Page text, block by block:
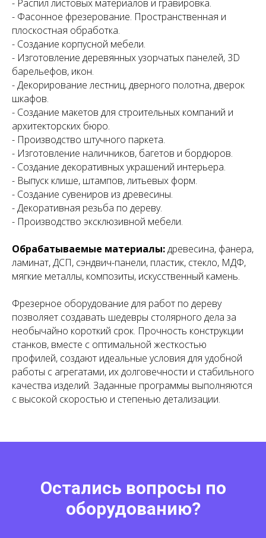
- Распил листовых материалов и гравировка.
- Фасонное фрезерование. Пространственная и
плоскостная обработка.
- Создание корпусной мебели.
- Изготовление деревянных узорчатых панелей, 3D
барельефов, икон.
- Декорирование лестниц, дверного полотна, дверок
шкафов.
- Создание макетов для строительных компаний и
архитекторских бюро.
- Производство штучного паркета.
- Изготовление наличников, багетов и бордюров.
- Создание декоративных украшений интерьера.
- Выпуск клише, штампов, литьевых форм.
- Создание сувениров из древесины.
- Декоративная резьба по дереву.
- Производство эксклюзивной мебели.
Обрабатываемые материалы:древесина, фанера,
ламинат, ДСП, сэндвич-панели, пластик, стекло, МДФ,
мягкие металлы, композиты, искусственный камень.
Фрезерное оборудование для работ по дереву
позволяет создавать шедевры столярного дела за
необычайно короткий срок. Прочность конструкции
станков, вместе с оптимальной жесткостью
профилей, создают идеальные условия для удобной
работы с агрегатами, их долговечности и стабильного
качества изделий. Заданные программы выполняются
с высокой скоростью и степенью детализации.
Остались вопросы по
оборудованию?